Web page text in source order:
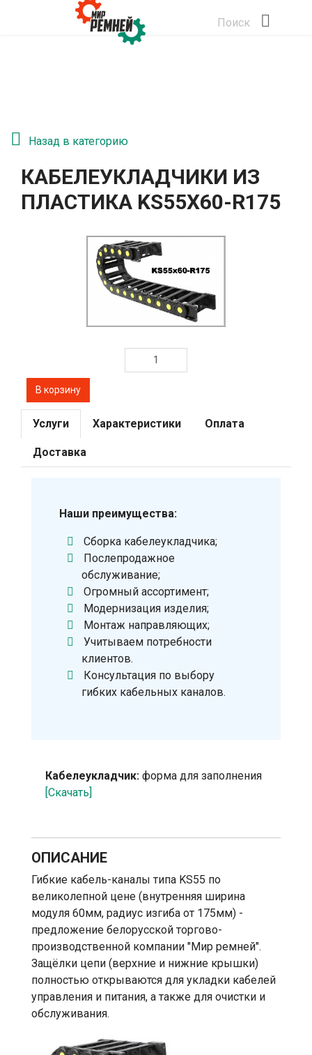
Поиск
Назад в категорию
КАБЕЛЕУКЛАДЧИКИ ИЗ
ПЛАСТИКА KS55Х60-R175
Услуги Характеристики Оплата
Доставка
Наши преимущества:
Сборка кабелеукладчика;
Послепродажное
обслуживание;
Огромный ассортимент;
Модернизация изделия;
Монтаж направляющих;
Учитываем потребности
клиентов.
Консультация по выбору
гибких кабельных каналов.
Кабелеукладчик: форма для заполнения
[Скачать]
ОПИСАНИЕ
Гибкие кабель-каналы типа KS55 по
великолепной цене (внутренняя ширина
модуля 60мм, радиус изгиба от 175мм) -
предложение белорусской торгово-
производственной компании "Мир ремней".
Защёлки цепи (верхние и нижние крышки)
полностью открываются для укладки кабелей
управления и питания, а также для очистки и
обслуживания.